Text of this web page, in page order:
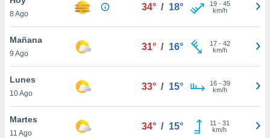
en
más
nuestra
de
8 Ago
34° / 18° 19- 45
km/h
Mañana
9 Ago
31° / 16° 17- 42
km/h
Lunes
10 Ago
33° / 15° 16- 39
km/h
Martes
11 Ago
34° / 15° 11 - 31
km/h